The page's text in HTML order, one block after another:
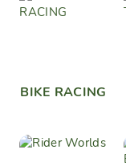
BIKE RACING